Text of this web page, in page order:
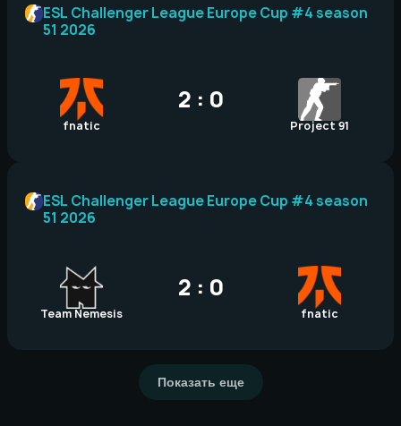
fnatic
2 : 0
Project 91
ESL Challenger League Europe Cup #4 season
51 2026
Team Nemesis
2 : 0
fnatic
ESL Challenger League Europe Cup #4 season
51 2026
Показать еще